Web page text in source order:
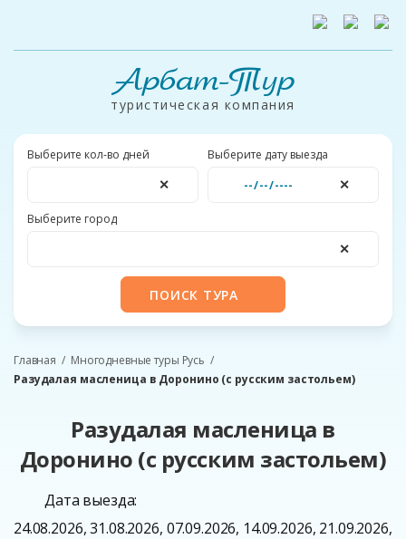
Арбат-Тур
туристическая компания
Выберите кол-во дней
✕
Выберите дату выезда
✕
Выберите город
✕
ПОИСК ТУРА
Главная
Многодневные туры Русь
Разудалая масленица в Доронино (с русским застольем)
Разудалая масленица в
Доронино (с русским застольем)
Дата выезда:
24.08.2026, 31.08.2026, 07.09.2026, 14.09.2026, 21.09.2026,